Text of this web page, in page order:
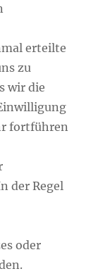
erteilte
zu
wir die
fortführen
der Regel
oder